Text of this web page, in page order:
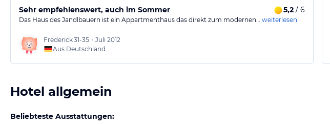
Sehr empfehlenswert, auch im Sommer 5,2 / 6
Das Haus des Jandlbauern ist ein Appartmenthaus das direkt zum modernen… weiterlesen
Frederick31-35 • Juli 2012
Aus Deutschland
Hotel allgemein
Beliebteste Ausstattungen: